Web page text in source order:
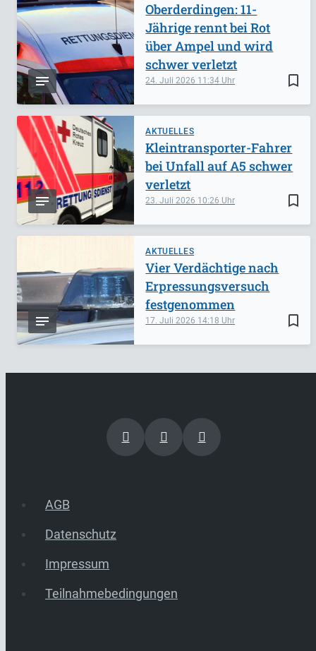
bookmark_border
24. Juli 2026 11:34
Oberderdingen: 11-
Jährige rennt bei Rot
über Ampel und wird
schwer verletzt
AKTUELLES
bookmark_border
23. Juli 2026 10:26
Kleintransporter-Fahrer
bei Unfall auf A5 schwer
verletzt
AKTUELLES
bookmark_border
17. Juli 2026 14:18
Vier Verdächtige nach
Erpressungsversuch
festgenommen
AGB
Datenschutz
Impressum
Teilnahmebedingungen